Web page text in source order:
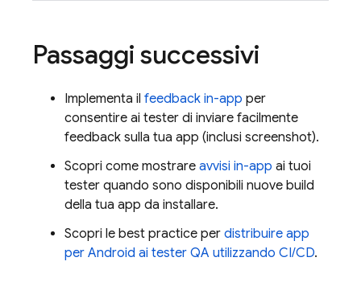
Passaggi successivi
Implementa il feedback in-app per
consentire ai tester di inviare facilmente
feedback sulla tua app (inclusi screenshot).
Scopri come mostrare avvisi in-app ai tuoi
tester quando sono disponibili nuove build
della tua app da installare.
Scopri le best practice per distribuire app
per Android ai tester QA utilizzando CI/CD.